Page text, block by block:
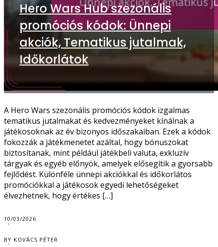
Hero Wars Hub szezonális
promóciós kódok: Ünnepi
akciók, Tematikus jutalmak,
Időkorlátok
A Hero Wars szezonális promóciós kódok izgalmas
tematikus jutalmakat és kedvezményeket kínálnak a
játékosoknak az év bizonyos időszakaiban. Ezek a kódok
fokozzák a játékmenetet azáltal, hogy bónuszokat
biztosítanak, mint például játékbeli valuta, exkluzív
tárgyak és egyéb előnyök, amelyek elősegítik a gyorsabb
fejlődést. Különféle ünnepi akciókkal és időkorlátos
promóciókkal a játékosok egyedi lehetőségeket
élvezhetnek, hogy értékes […]
10/03/2026
BY KOVÁCS PÉTER